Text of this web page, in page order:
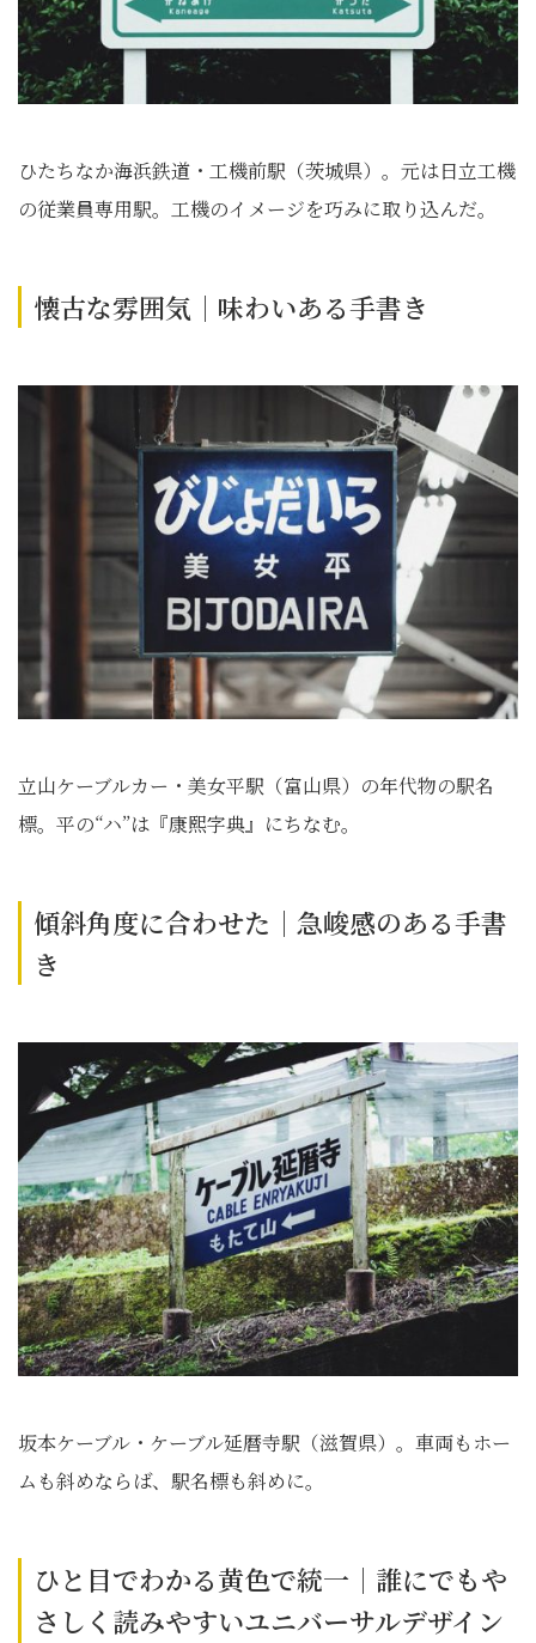
ひたちなか海浜鉄道・工機前駅（茨城県）。元は日立工機
の従業員専用駅。工機のイメージを巧みに取り込んだ。
懐古な雰囲気｜味わいある手書き
立山ケーブルカー・美女平駅（富山県）の年代物の駅名
標。平の“ハ”は『康熙字典』にちなむ。
傾斜角度に合わせた｜急峻感のある手書
き
坂本ケーブル・ケーブル延暦寺駅（滋賀県）。車両もホー
ムも斜めならば、駅名標も斜めに。
ひと目でわかる黄色で統一｜誰にでもや
さしく読みやすいユニバーサルデザイン